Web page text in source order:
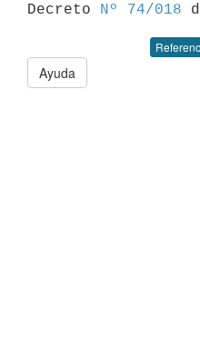
Decreto
Nº 74/018
Ayuda